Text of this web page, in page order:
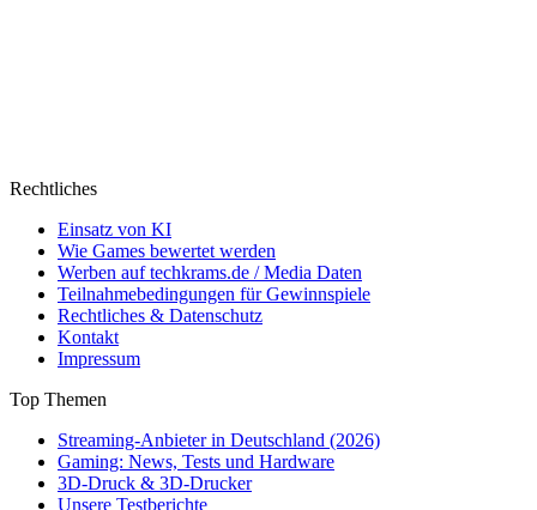
Rechtliches
Einsatz von KI
Wie Games bewertet werden
Werben auf techkrams.de / Media Daten
Teilnahmebedingungen für Gewinnspiele
Rechtliches & Datenschutz
Kontakt
Impressum
Top Themen
Streaming-Anbieter in Deutschland (2026)
Gaming: News, Tests und Hardware
3D-Druck & 3D-Drucker
Unsere Testberichte